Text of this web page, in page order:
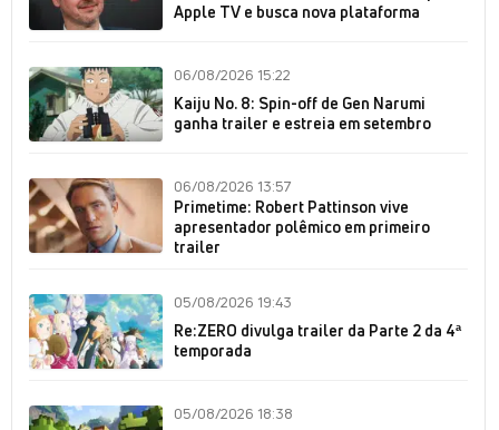
Apple TV e busca nova plataforma
06/08/2026 15:22
Kaiju No. 8: Spin-off de Gen Narumi
ganha trailer e estreia em setembro
06/08/2026 13:57
Primetime: Robert Pattinson vive
apresentador polêmico em primeiro
trailer
05/08/2026 19:43
Re:ZERO divulga trailer da Parte 2 da 4ª
temporada
05/08/2026 18:38